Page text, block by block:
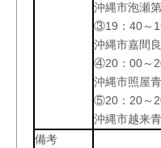
沖縄市泡瀬
③19：40～
沖縄市嘉間
④20：00～
沖縄市照屋
⑤20：20～
沖縄市越来
備考